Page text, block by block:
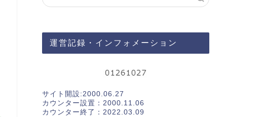
運営記録・インフォメーション
サイト開設:2000.06.27
カウンター設置：2000.11.06
カウンター終了：2022.03.09